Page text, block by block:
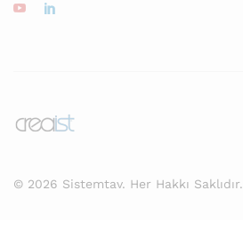
© 2026 Sistemtav. Her Hakkı Saklıdır.